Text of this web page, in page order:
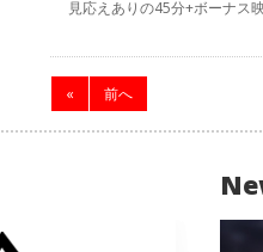
見応えありの45分+ボーナス
« 前へ